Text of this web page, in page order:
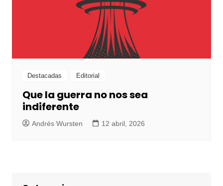
Destacadas Editorial
Que la guerra no nos sea
indiferente
Andrés Wursten 12 abril, 2026